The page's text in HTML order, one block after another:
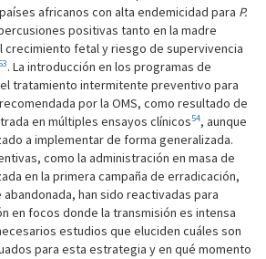
africanos con alta endemicidad para P.
positivas tanto en la madre
crecimiento fetal y riesgo de supervivencia
. La introducción en los programas de
tratamiento intermitente preventivo para
por la OMS, como resultado de
en múltiples ensayos clínicos54, aunque
a implementar de forma generalizada.
como la administración en masa de
en la primera campaña de erradicación,
han sido reactivadas para
en focos donde la transmisión es intensa
estudios que eluciden cuáles son
para esta estrategia y en qué momento